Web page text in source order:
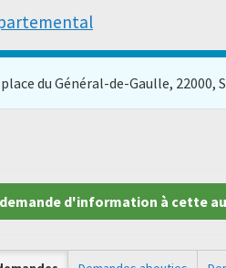
du Général-de-Gaulle, 22000,
demande d'information à cette